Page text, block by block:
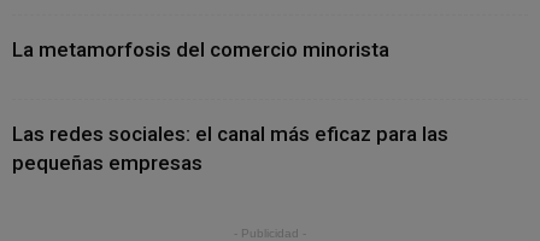
La metamorfosis del comercio minorista
Las redes sociales: el canal más eficaz para las
pequeñas empresas
- Publicidad -